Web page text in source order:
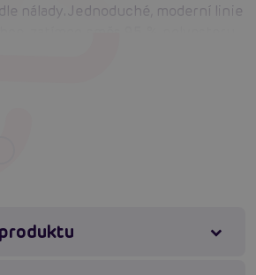
nálady. Jednoduché, moderní linie
pružnost, pohodlí a svůdné
ženskost – sebejistou,